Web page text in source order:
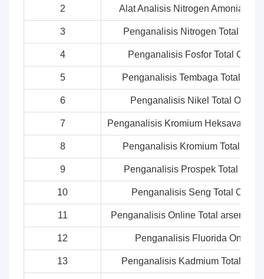
2 Alat Analisis Nitrogen Amonia
3 Penganalisis Nitrogen Total
4 Penganalisis Fosfor Total Online
5 Penganalisis Tembaga Total
6 Penganalisis Nikel Total Online
7 Penganalisis Kromium Heksavalen
8 Penganalisis Kromium Total
9 Penganalisis Prospek Total
10 Penganalisis Seng Total Online
11 Penganalisis Online Total arsenik
12 Penganalisis Fluorida Online
13 Penganalisis Kadmium Total